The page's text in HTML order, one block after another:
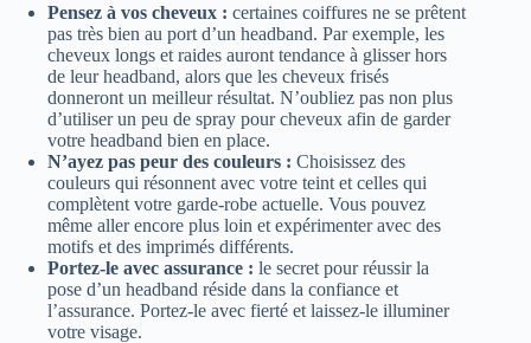
Pensez à vos cheveux : certaines coiffures ne se prêtent
pas très bien au port d’un headband. Par exemple, les
cheveux longs et raides auront tendance à glisser hors
de leur headband, alors que les cheveux frisés
donneront un meilleur résultat. N’oubliez pas non plus
d’utiliser un peu de spray pour cheveux afin de garder
votre headband bien en place.
N’ayez pas peur des couleurs : Choisissez des
couleurs qui résonnent avec votre teint et celles qui
complètent votre garde-robe actuelle. Vous pouvez
même aller encore plus loin et expérimenter avec des
motifs et des imprimés différents.
Portez-le avec assurance : le secret pour réussir la
pose d’un headband réside dans la confiance et
l’assurance. Portez-le avec fierté et laissez-le illuminer
votre visage.